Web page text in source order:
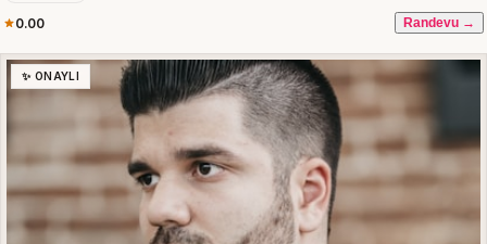
0.00 Randevu →
✨ ONAYLI